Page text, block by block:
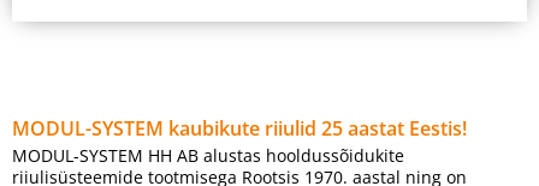
MODUL-SYSTEM kaubikute riiulid 25 aastat Eestis!
MODUL-SYSTEM HH AB alustas hooldussõidukite
riiulisüsteemide tootmisega Rootsis 1970. aastal ning on